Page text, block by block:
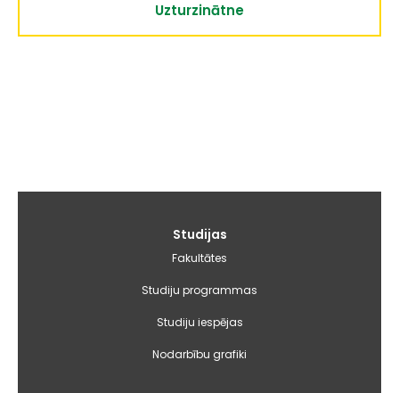
Uzturzinātne
Studijas
Fakultātes
Studiju programmas
Studiju iespējas
Nodarbību grafiki